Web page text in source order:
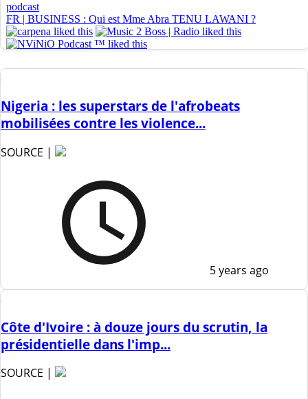
Nigeria : les superstars de l'afrobeats
mobilisées contre les violence...
SOURCE |
5 years ago
Côte d'Ivoire : à douze jours du scrutin, la
présidentielle dans l'imp...
SOURCE |